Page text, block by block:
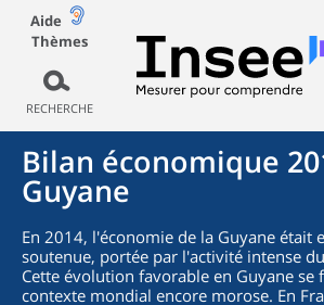
Aide
Thèmes
RECHERCHE
Bilan économique
Guyane
En 2014, l'économie de la Guyane était
soutenue, portée par l'activité intense
Cette évolution favorable en Guyane se
contexte mondial encore morose. En